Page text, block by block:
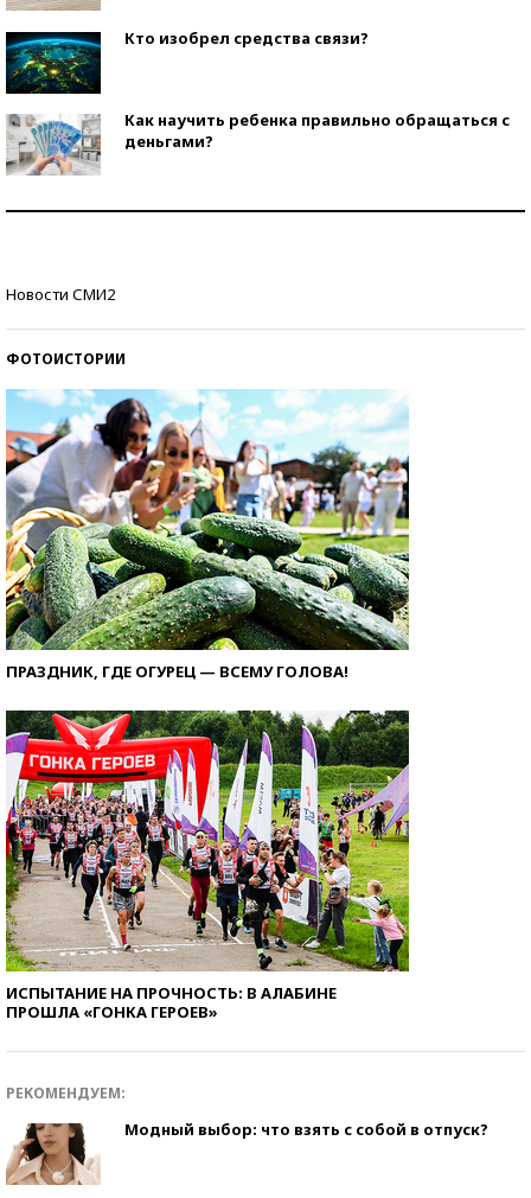
Кто изобрел средства связи?
Как научить ребенка правильно обращаться с
деньгами?
Новости СМИ2
ФОТОИСТОРИИ
ПРАЗДНИК, ГДЕ ОГУРЕЦ — ВСЕМУ ГОЛОВА!
ИСПЫТАНИЕ НА ПРОЧНОСТЬ: В АЛАБИНЕ
ПРОШЛА «ГОНКА ГЕРОЕВ»
РЕКОМЕНДУЕМ:
Модный выбор: что взять с собой в отпуск?